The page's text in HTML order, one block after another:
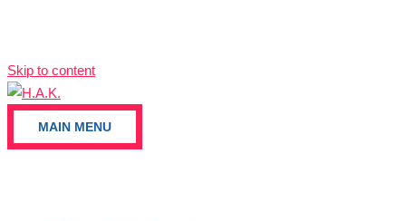
Skip to content
MAIN MENU